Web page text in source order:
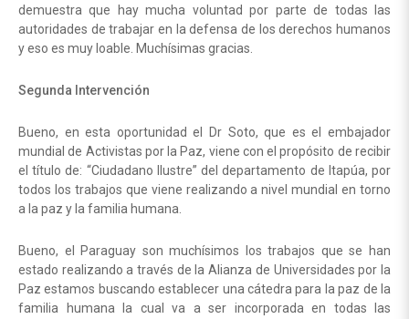
demuestra que hay mucha voluntad por parte de todas las
autoridades de trabajar en la defensa de los derechos humanos
y eso es muy loable. Muchísimas gracias.
Segunda Intervención
Bueno, en esta oportunidad el Dr Soto, que es el embajador
mundial de Activistas por la Paz, viene con el propósito de recibir
el título de: “Ciudadano Ilustre” del departamento de Itapúa, por
todos los trabajos que viene realizando a nivel mundial en torno
a la paz y la familia humana.
Bueno, el Paraguay son muchísimos los trabajos que se han
estado realizando a través de la Alianza de Universidades por la
Paz estamos buscando establecer una cátedra para la paz de la
familia humana la cual va a ser incorporada en todas las